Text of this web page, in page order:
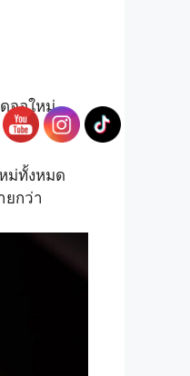
จอใหม่
ม่ทั้งหมด
ยกว่า